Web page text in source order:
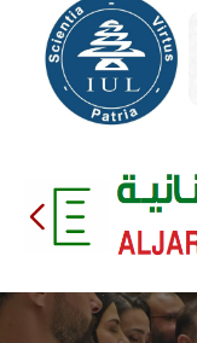
اللبنانية